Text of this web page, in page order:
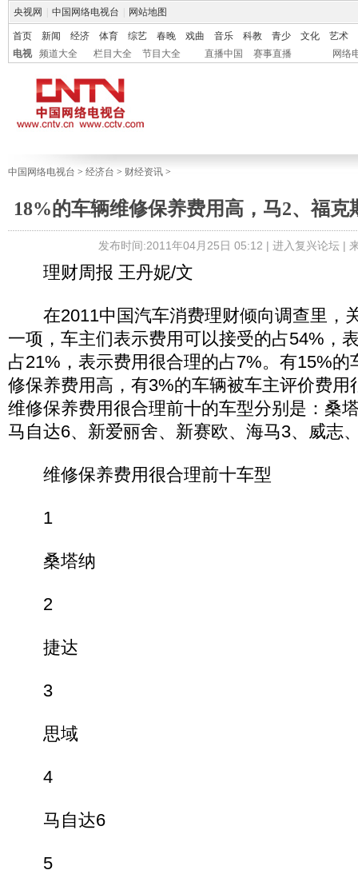
央视网 中国网络电视台 网站地图
首页 新闻 经济 体育 综艺 春晚 戏曲 音乐 科教 青少 文化
艺术
电视
频道大全 栏目大全 节目大全 直播中国 赛事直播 网络
中国网络电视台 > 经济台 > 财经资讯 >
18%的车辆维修保养费用高，马2、福克
发布时间:2011年04月25日 05:12 | 进入复兴论坛|
理财周报 王丹妮/文
在2011中国汽车消费理财倾向调查里，
一项，车主们表示费用可以接受的占54%，
占21%，表示费用很合理的占7%。有15%的
修保养费用高，有3%的车辆被车主评价费用
维修保养费用很合理前十的车型分别是：桑
马自达6、新爱丽舍、新赛欧、海马3、威志
维修保养费用很合理前十车型
1
桑塔纳
2
捷达
3
思域
4
马自达6
5